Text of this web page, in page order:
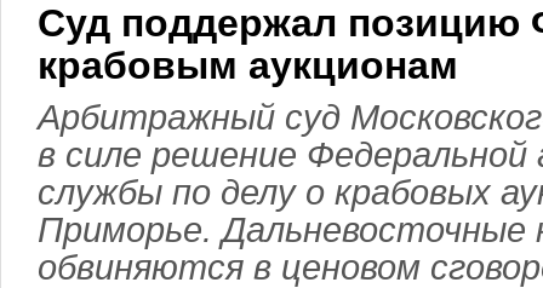
Суд поддержал позицию
крабовым аукционам
Арбитражный суд
в силе решение
службы по делу о крабовых
Приморье. Дальневосточные
обвиняются в ценовом